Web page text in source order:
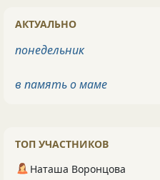
АКТУАЛЬНО
понедельник
в память о маме
ТОП УЧАСТНИКОВ
Наташа Воронцова